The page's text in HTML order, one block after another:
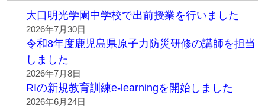
大口明光学園中学校で出前授業を行いました
2026年7月30日
令和8年度鹿児島県原子力防災研修の講師を担当
しました
2026年7月8日
RIの新規教育訓練e-learningを開始しました
2026年6月24日